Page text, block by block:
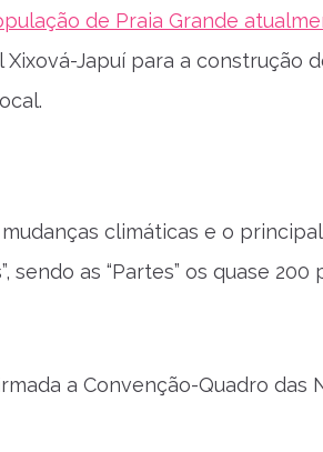
de Praia Grande
Japuí para a construção
climáticas e o
sendo as “Partes” os quase
a Convenção-Quadro das